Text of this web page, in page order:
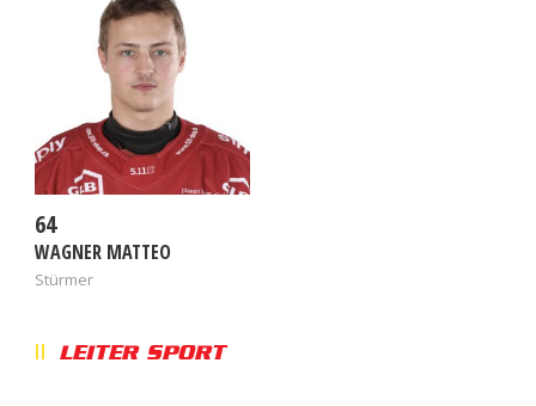
64
WAGNER MATTEO
Stürmer
LEITER SPORT